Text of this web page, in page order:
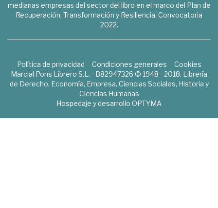
medianas empresas del sector del libro en el marco del Plan de
Recuperación, Transformación y Resiliencia. Convocatoria
2022.
Política de privacidad Condiciones generales
Cookies
Marcial Pons Librero S.L. - B82947326 © 1948 - 2018. Librería
de Derecho, Economía, Empresa, Ciencias Sociales, Historia y
Ciencias Humanas
Hospedaje y desarrollo OPTYMA